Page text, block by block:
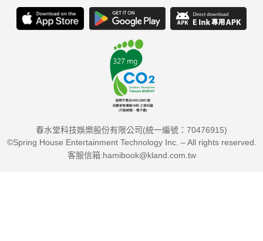
春水堂科技娛樂股份有限公司(統一編號：70476915)
©Spring House Entertainment Technology Inc. – All rights reserved.
客服信箱:hamibook@kland.com.tw